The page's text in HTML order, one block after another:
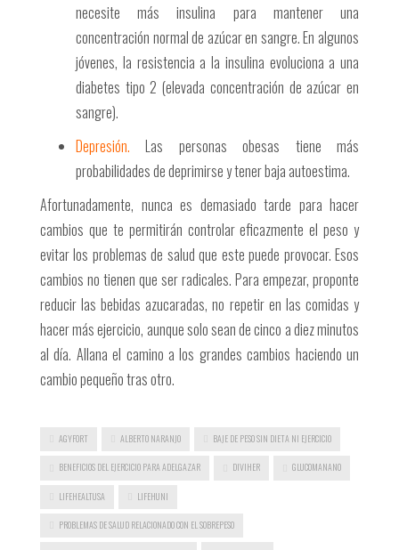
necesite más insulina para mantener una
concentración normal de azúcar en sangre. En algunos
jóvenes, la resistencia a la insulina evoluciona a una
diabetes tipo 2 (elevada concentración de azúcar en
sangre).
Depresión. Las personas obesas tiene más
probabilidades de deprimirse y tener baja autoestima.
Afortunadamente, nunca es demasiado tarde para hacer
cambios que te permitirán controlar eficazmente el peso y
evitar los problemas de salud que este puede provocar. Esos
cambios no tienen que ser radicales. Para empezar, proponte
reducir las bebidas azucaradas, no repetir en las comidas y
hacer más ejercicio, aunque solo sean de cinco a diez minutos
al día. Allana el camino a los grandes cambios haciendo un
cambio pequeño tras otro.
AGYFORT ALBERTO NARANJO BAJE DE PESO SIN DIETA NI EJERCICIO
BENEFICIOS DEL EJERCICIO PARA ADELGAZAR DIVIHER GLUCOMANANO
LIFEHEALTUSA LIFEHUNI
PROBLEMAS DE SALUD RELACIONADO CON EL SOBREPESO